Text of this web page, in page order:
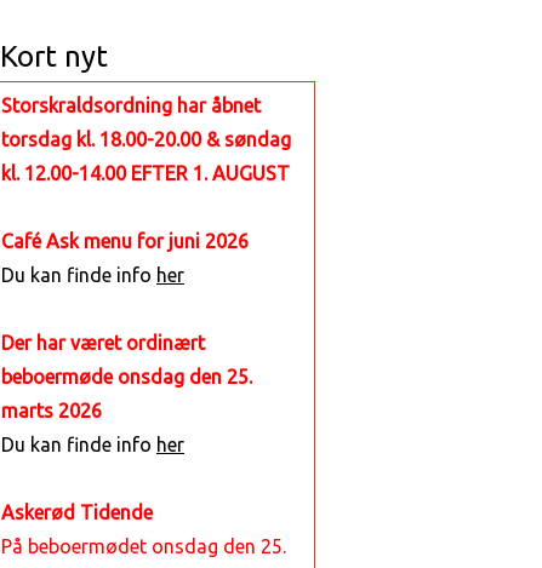
Kort nyt
Storskraldsordning har åbnet
torsdag kl. 18.00-20.00 & søndag
kl. 12.00-14.00 EFTER 1. AUGUST
Café Ask menu for juni 2026
Du kan finde info her
Der har været ordinært
beboermøde onsdag den 25.
marts 2026
Du kan finde info her
Askerød Tidende
På beboermødet onsdag den 25.